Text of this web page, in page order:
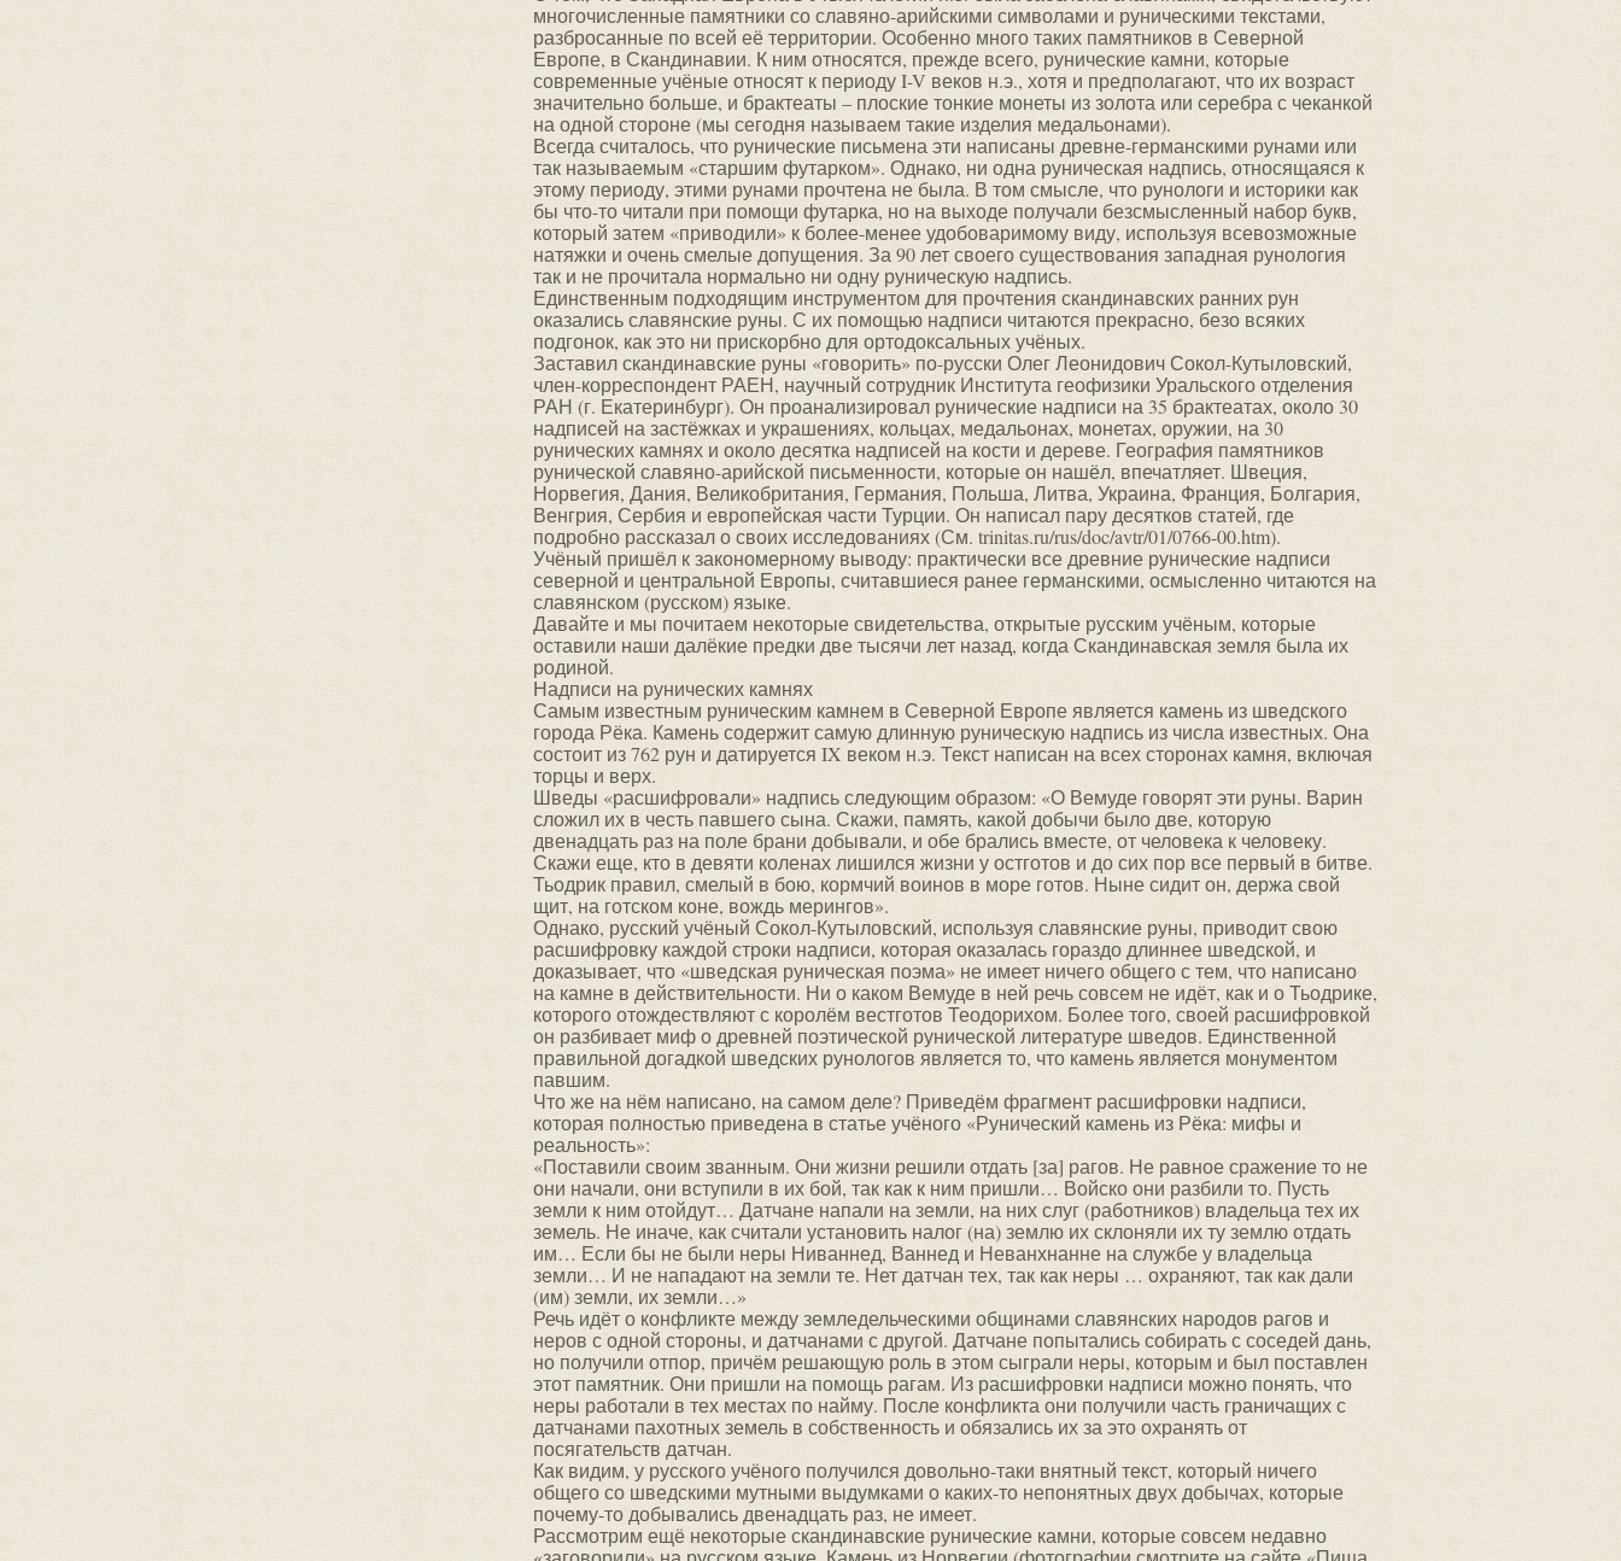
многочисленные памятники со славяно-арийскими символами и руническими текстами,
разбросанные по всей её территории. Особенно много таких памятников в Северной
Европе, в Скандинавии. К ним относятся, прежде всего, рунические камни, которые
современные учёные относят к периоду I-V веков н.э., хотя и предполагают, что их возраст
значительно больше, и брактеаты – плоские тонкие монеты из золота или серебра с чеканкой
на одной стороне (мы сегодня называем такие изделия медальонами).
Всегда считалось, что рунические письмена эти написаны древне-германскими рунами или
так называемым «старшим футарком». Однако, ни одна руническая надпись, относящаяся к
этому периоду, этими рунами прочтена не была. В том смысле, что рунологи и историки как
бы что-то читали при помощи футарка, но на выходе получали безсмысленный набор букв,
который затем «приводили» к более-менее удобоваримому виду, используя всевозможные
натяжки и очень смелые допущения. За 90 лет своего существования западная рунология
так и не прочитала нормально ни одну руническую надпись.
Единственным подходящим инструментом для прочтения скандинавских ранних рун
оказались славянские руны. С их помощью надписи читаются прекрасно, безо всяких
подгонок, как это ни прискорбно для ортодоксальных учёных.
Заставил скандинавские руны «говорить» по-русски Олег Леонидович Сокол-Кутыловский,
член-корреспондент РАЕН, научный сотрудник Института геофизики Уральского отделения
РАН (г. Екатеринбург). Он проанализировал рунические надписи на 35 брактеатах, около 30
надписей на застёжках и украшениях, кольцах, медальонах, монетах, оружии, на 30
рунических камнях и около десятка надписей на кости и дереве. География памятников
рунической славяно-арийской письменности, которые он нашёл, впечатляет. Швеция,
Норвегия, Дания, Великобритания, Германия, Польша, Литва, Украина, Франция, Болгария,
Венгрия, Сербия и европейская части Турции. Он написал пару десятков статей, где
подробно рассказал о своих исследованиях (См. trinitas.ru/rus/doc/avtr/01/0766-00.htm).
Учёный пришёл к закономерному выводу: практически все древние рунические надписи
северной и центральной Европы, считавшиеся ранее германскими, осмысленно читаются на
славянском (русском) языке.
Давайте и мы почитаем некоторые свидетельства, открытые русским учёным, которые
оставили наши далёкие предки две тысячи лет назад, когда Скандинавская земля была их
родиной.
Надписи на рунических камнях
Самым известным руническим камнем в Северной Европе является камень из шведского
города Рёка. Камень содержит самую длинную руническую надпись из числа известных. Она
состоит из 762 рун и датируется IX веком н.э. Текст написан на всех сторонах камня, включая
торцы и верх.
Шведы «расшифровали» надпись следующим образом: «О Вемуде говорят эти руны. Варин
сложил их в честь павшего сына. Скажи, память, какой добычи было две, которую
двенадцать раз на поле брани добывали, и обе брались вместе, от человека к человеку.
Скажи еще, кто в девяти коленах лишился жизни у остготов и до сих пор все первый в битве.
Тьодрик правил, смелый в бою, кормчий воинов в море готов. Ныне сидит он, держа свой
щит, на готском коне, вождь мерингов».
Однако, русский учёный Сокол-Кутыловский, используя славянские руны, приводит свою
расшифровку каждой строки надписи, которая оказалась гораздо длиннее шведской, и
доказывает, что «шведская руническая поэма» не имеет ничего общего с тем, что написано
на камне в действительности. Ни о каком Вемуде в ней речь совсем не идёт, как и о Тьодрике,
которого отождествляют с королём вестготов Теодорихом. Более того, своей расшифровкой
он разбивает миф о древней поэтической рунической литературе шведов. Единственной
правильной догадкой шведских рунологов является то, что камень является монументом
павшим.
Что же на нём написано, на самом деле? Приведём фрагмент расшифровки надписи,
которая полностью приведена в статье учёного «Рунический камень из Рёка: мифы и
реальность»:
«Поставили своим званным. Они жизни решили отдать [за] рагов. Не равное сражение то не
они начали, они вступили в их бой, так как к ним пришли… Войско они разбили то. Пусть
земли к ним отойдут… Датчане напали на земли, на них слуг (работников) владельца тех их
земель. Не иначе, как считали установить налог (на) землю их склоняли их ту землю отдать
им… Если бы не были неры Ниваннед, Ваннед и Неванхнанне на службе у владельца
земли… И не нападают на земли те. Нет датчан тех, так как неры … охраняют, так как дали
(им) земли, их земли…»
Речь идёт о конфликте между земледельческими общинами славянских народов рагов и
неров с одной стороны, и датчанами с другой. Датчане попытались собирать с соседей дань,
но получили отпор, причём решающую роль в этом сыграли неры, которым и был поставлен
этот памятник. Они пришли на помощь рагам. Из расшифровки надписи можно понять, что
неры работали в тех местах по найму. После конфликта они получили часть граничащих с
датчанами пахотных земель в собственность и обязались их за это охранять от
посягательств датчан.
Как видим, у русского учёного получился довольно-таки внятный текст, который ничего
общего со шведскими мутными выдумками о каких-то непонятных двух добычах, которые
почему-то добывались двенадцать раз, не имеет.
Рассмотрим ещё некоторые скандинавские рунические камни, которые совсем недавно